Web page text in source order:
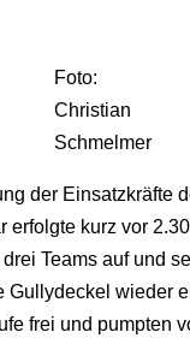
Foto:
Christian
Schmelmer
der Einsatzkräfte
erfolgte kurz vor
Teams auf und
Gullydeckel wieder
frei und pumpten